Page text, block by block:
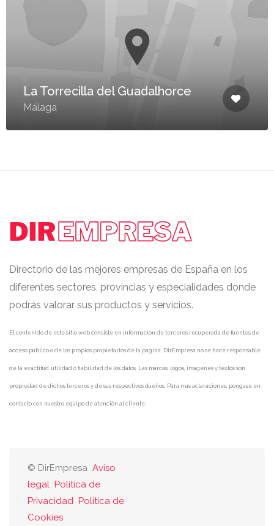
La Torrecilla del Guadalhorce
Málaga
Directorio de las mejores empresas de España en los
diferentes sectores, provincias y especialidades donde
podrás valorar sus productos y servicios.
El contenido de este sitio web consiste en información de terceros recuperada de fuentes de
acceso público o de los propios propietarios de la página. DirEmpresa no se hace responsable
de la exactitud, utilidad o fiabilidad de los datos. Las marcas, logos, imágenes y textos son
propiedad de dichos terceros y de sus respectivos dueños. Para más aclaraciones, póngase en
contacto con nuestro equipo de atención al cliente.
© DirEmpresa Aviso
legal Política de
Privacidad Política de
Cookies